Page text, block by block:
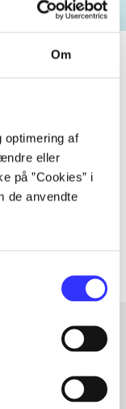
Om
optimering af
eller
på ”Cookies” i
de anvendte